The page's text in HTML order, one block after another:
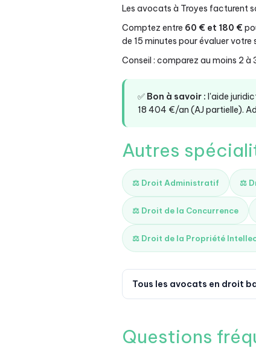
Les avocats à Troyes facturent
Comptez entre 60 € et 180 €
de 15 minutes pour évaluer votre
Conseil : comparez au moins 2
✅ Bon à savoir : l'aide
18 404 €/an (AJ partielle).
Autres
⚖️ Droit Administratif ⚖️
⚖️ Droit de la Concurrence
⚖️ Droit de la Propriété
Tous les avocats en droit
Questions